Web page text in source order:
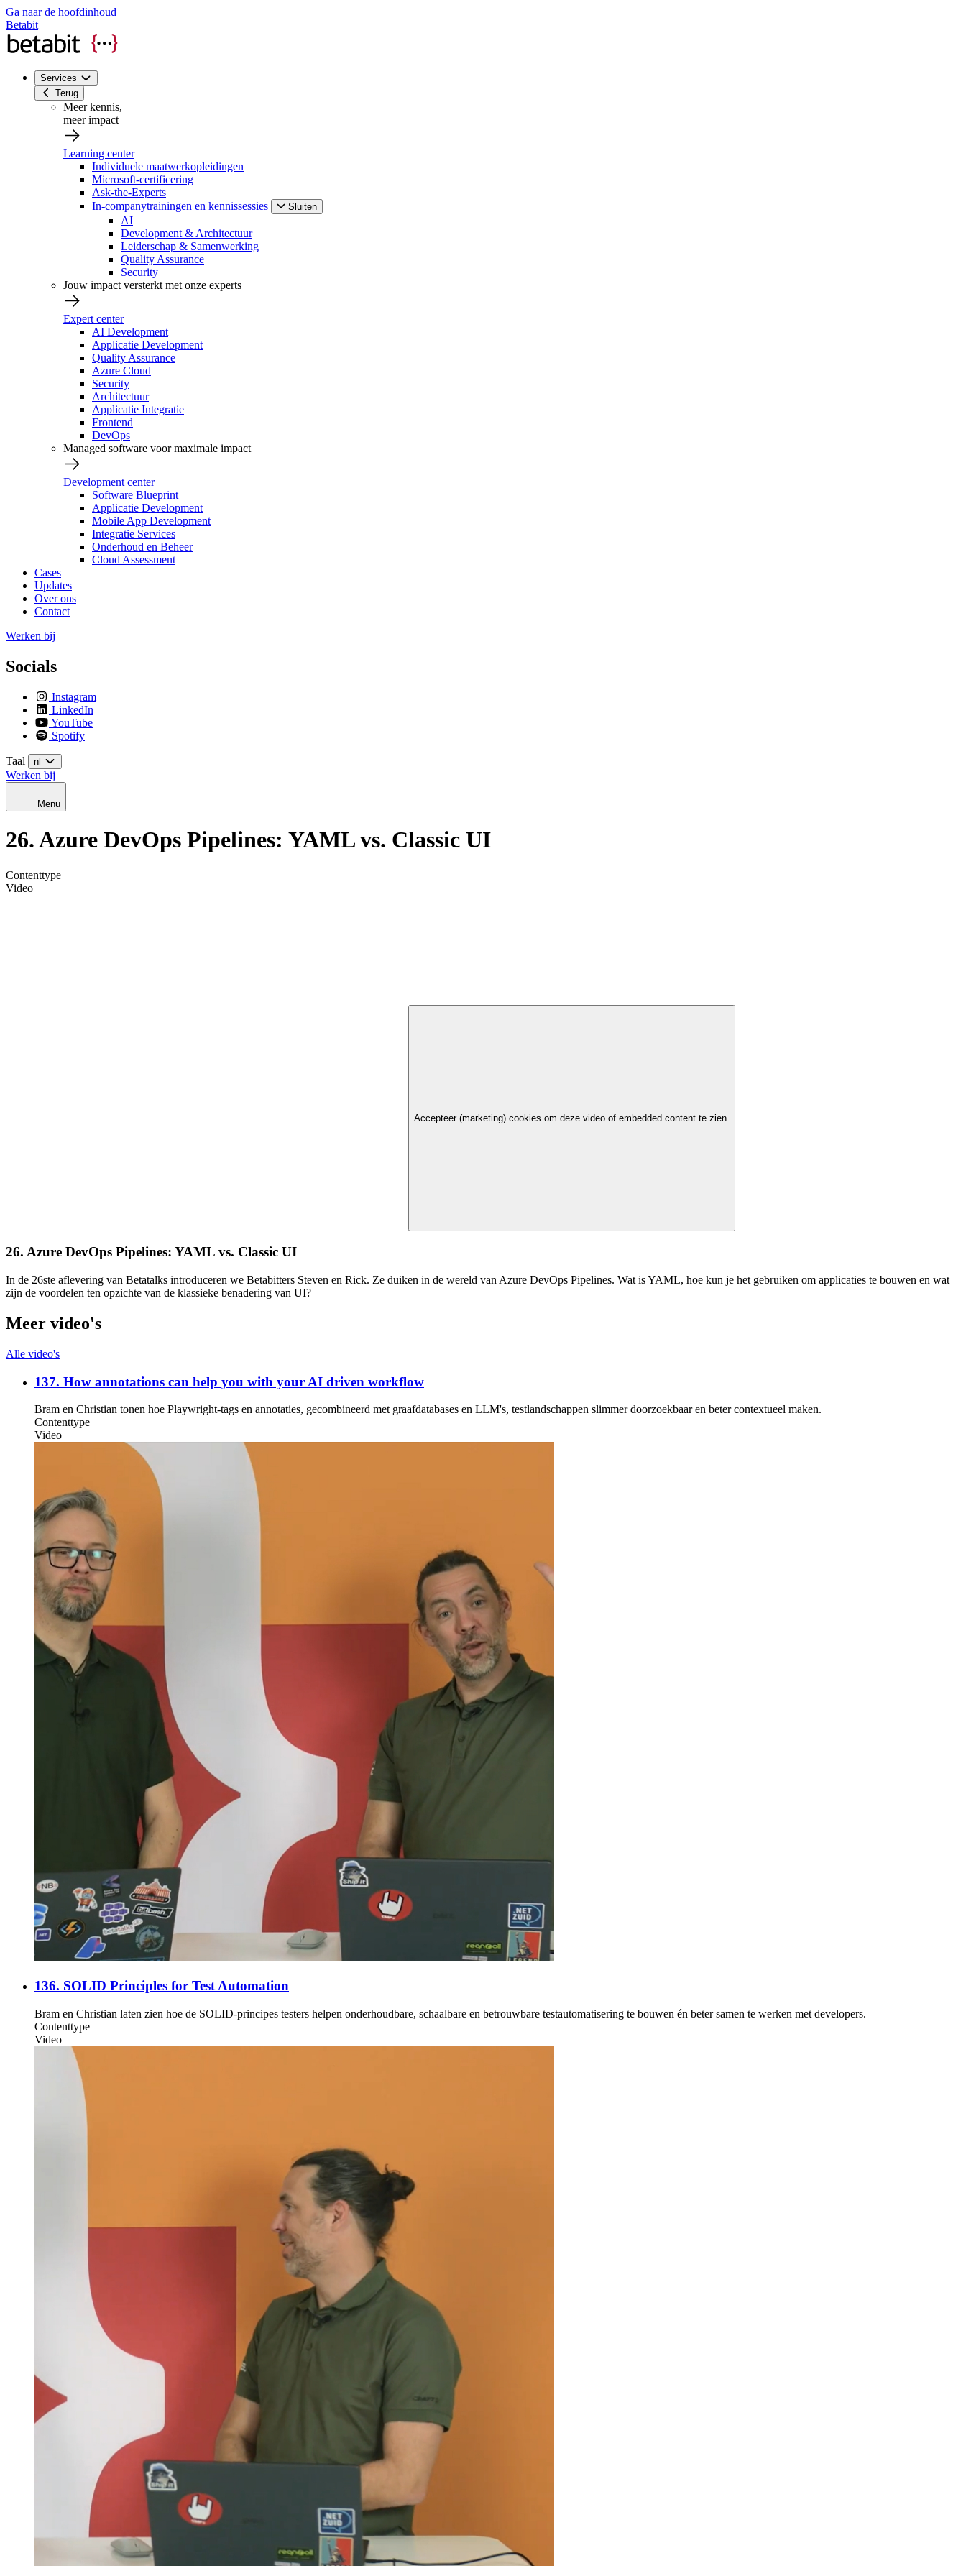
Ga naar de hoofdinhoud
Betabit
Services
Terug
Meer kennis,
meer impact
Learning center
Individuele maatwerkopleidingen
Microsoft-certificering
Ask-the-Experts
In-companytrainingen en kennissessies
Sluiten
AI
Development & Architectuur
Leiderschap & Samenwerking
Quality Assurance
Security
Jouw impact versterkt met onze experts
Expert center
AI Development
Applicatie Development
Quality Assurance
Azure Cloud
Security
Architectuur
Applicatie Integratie
Frontend
DevOps
Managed software voor maximale impact
Development center
Software Blueprint
Applicatie Development
Mobile App Development
Integratie Services
Onderhoud en Beheer
Cloud Assessment
Cases
Updates
Over ons
Contact
Werken bij
Socials
Instagram
LinkedIn
YouTube
Spotify
Taal nl
Werken bij
Menu
26. Azure DevOps Pipelines: YAML vs. Classic UI
Contenttype
Video
Accepteer (marketing) cookies om deze video of embedded content te zien.
26. Azure DevOps Pipelines: YAML vs. Classic UI
In de 26ste aflevering van Betatalks introduceren we Betabitters Steven en Rick. Ze duiken in de wereld van Azure DevOps Pipelines. Wat is YAML, hoe kun je het gebruiken om applicaties te bouwen en wat
zijn de voordelen ten opzichte van de klassieke benadering van UI?
Meer video's
Alle video's
137. How annotations can help you with your AI driven workflow
Bram en Christian tonen hoe Playwright-tags en annotaties, gecombineerd met graafdatabases en LLM's, testlandschappen slimmer doorzoekbaar en beter contextueel maken.
Contenttype
Video
136. SOLID Principles for Test Automation
Bram en Christian laten zien hoe de SOLID-principes testers helpen onderhoudbare, schaalbare en betrouwbare testautomatisering te bouwen én beter samen te werken met developers.
Contenttype
Video